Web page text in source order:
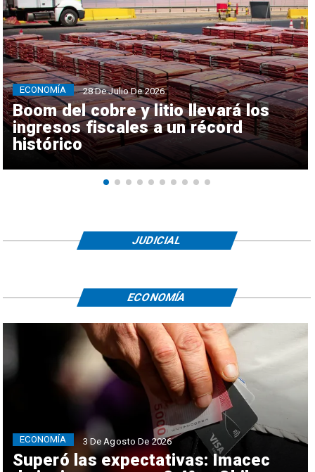
Boom del cobre y litio llevará los
ingresos fiscales a un récord
histórico
ECONOMÍA 28 De Julio De 2026
JUDICIAL
Superó las expectativas: Imacec
ECONOMÍA 3 De Agosto De 2026
ECONOMÍA